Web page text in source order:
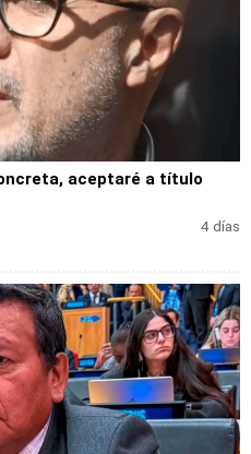
aceptaré a título
4 días